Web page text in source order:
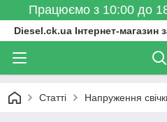
Працюємо з 10:00 до
Diesel.ck.ua Інтернет-магазин
Статті Напруження